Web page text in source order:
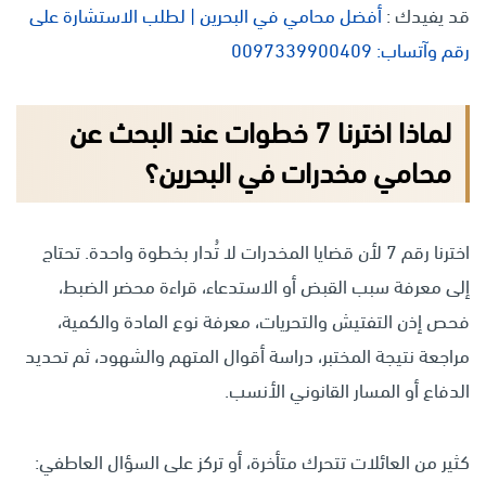
قد يفيدك :أفضل محامي في البحرين | لطلب الاستشارة على
رقم وآتساب: 0097339900409
لماذا اخترنا 7 خطوات عند البحث عن
محامي مخدرات في البحرين؟
اخترنا رقم 7 لأن قضايا المخدرات لا تُدار بخطوة واحدة. تحتاج
إلى معرفة سبب القبض أو الاستدعاء، قراءة محضر الضبط،
فحص إذن التفتيش والتحريات، معرفة نوع المادة والكمية،
مراجعة نتيجة المختبر، دراسة أقوال المتهم والشهود، ثم تحديد
الدفاع أو المسار القانوني الأنسب.
كثير من العائلات تتحرك متأخرة، أو تركز على السؤال العاطفي: